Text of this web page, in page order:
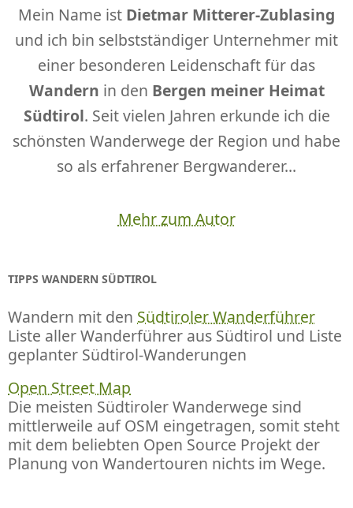
Mein Name ist Dietmar Mitterer-Zublasing
und ich bin selbstständiger Unternehmer mit
einer besonderen Leidenschaft für das
Wandern in den Bergen meiner Heimat
Südtirol. Seit vielen Jahren erkunde ich die
schönsten Wanderwege der Region und habe
so als erfahrener Bergwanderer...
Mehr zum Autor
TIPPS WANDERN SÜDTIROL
Wandern mit den Südtiroler Wanderführer
Liste aller Wanderführer aus Südtirol und Liste
geplanter Südtirol-Wanderungen
Open Street Map
Die meisten Südtiroler Wanderwege sind
mittlerweile auf OSM eingetragen, somit steht
mit dem beliebten Open Source Projekt der
Planung von Wandertouren nichts im Wege.